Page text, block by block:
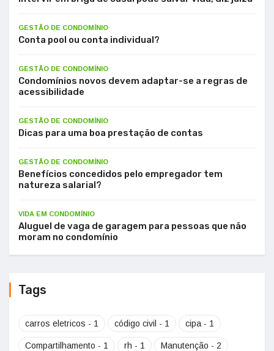
GESTÃO DE CONDOMÍNIO
Conta pool ou conta individual?
GESTÃO DE CONDOMÍNIO
Condomínios novos devem adaptar-se a regras de
acessibilidade
GESTÃO DE CONDOMÍNIO
Dicas para uma boa prestação de contas
GESTÃO DE CONDOMÍNIO
Benefícios concedidos pelo empregador tem
natureza salarial?
VIDA EM CONDOMÍNIO
Aluguel de vaga de garagem para pessoas que não
moram no condomínio
Tags
carros eletricos - 1 código civil - 1 cipa - 1
Compartilhamento - 1 rh - 1 Manutenção - 2